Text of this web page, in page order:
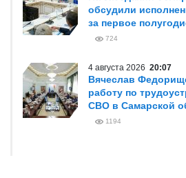
обсудили
за первое
724
4 августа 2026 20:07
Вячеслав
работу по
СВО в Самарской
1194